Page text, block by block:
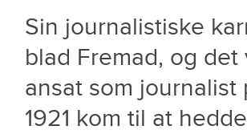
Sin journalistiske
blad Fremad, og
ansat som journalist
1921 kom til at